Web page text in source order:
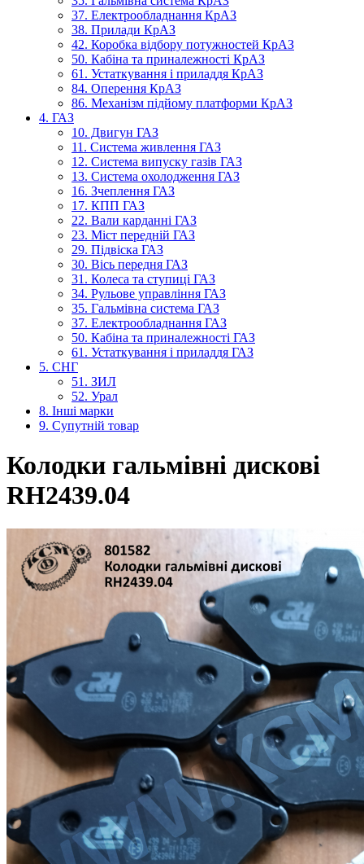
37. Електрообладнання КрАЗ
38. Прилади КрАЗ
42. Коробка відбору потужностей КрАЗ
50. Кабіна та приналежності КрАЗ
61. Устаткування і приладдя КрАЗ
84. Оперення КрАЗ
86. Механізм підйому платформи КрАЗ
4. ГАЗ
10. Двигун ГАЗ
11. Система живлення ГАЗ
12. Система випуску газів ГАЗ
13. Система охолодження ГАЗ
16. Зчеплення ГАЗ
17. КПП ГАЗ
22. Вали карданні ГАЗ
23. Міст передній ГАЗ
29. Підвіска ГАЗ
30. Вісь передня ГАЗ
31. Колеса та ступиці ГАЗ
34. Рульове управління ГАЗ
35. Гальмівна система ГАЗ
37. Електрообладнання ГАЗ
50. Кабіна та приналежності ГАЗ
61. Устаткування і приладдя ГАЗ
5. СНГ
51. ЗИЛ
52. Урал
8. Інші марки
9. Супутній товар
Колодки гальмівні дискові
RH2439.04